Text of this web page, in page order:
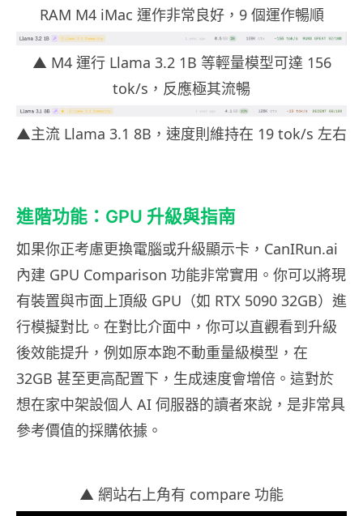
RAM M4 iMac 運作非常良好，9 個運作暢順
▲ M4 運行 Llama 3.2 1B 等輕量模型可達 156
tok/s，反應極其流暢
▲主流 Llama 3.1 8B，速度則維持在 19 tok/s 左右
進階功能：GPU 升級與指南
如果你正考慮更換電腦或升級顯示卡，CanIRun.ai
內建 GPU Comparison 功能非常實用。你可以將現
有裝置與市面上頂級 GPU（如 RTX 5090 32GB）進
行模擬對比。在對比介面中，你可以直觀看到升級
後效能提升，例如原本跑不動重量級模型，在
32GB 甚至更高配置下，生成速度會增倍。這對於
想在家中架設個人 AI 伺服器的讀者來說，是非常具
參考價值的採購依據。
▲ 網站右上角有 compare 功能